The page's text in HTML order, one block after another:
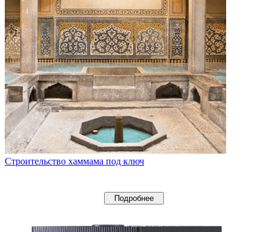
Строительство хаммама под ключ
Подробнее